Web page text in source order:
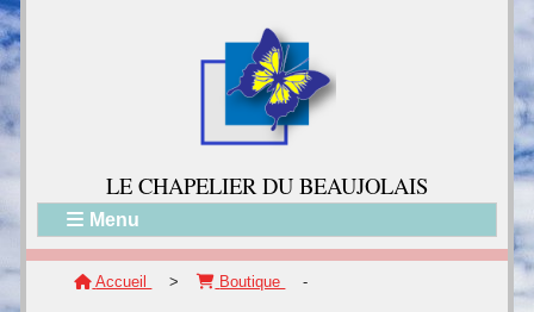
LE CHAPELIER DU BEAUJOLAIS
Menu
Accueil > Boutique -